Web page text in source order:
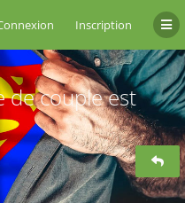
Inscription
de couple est